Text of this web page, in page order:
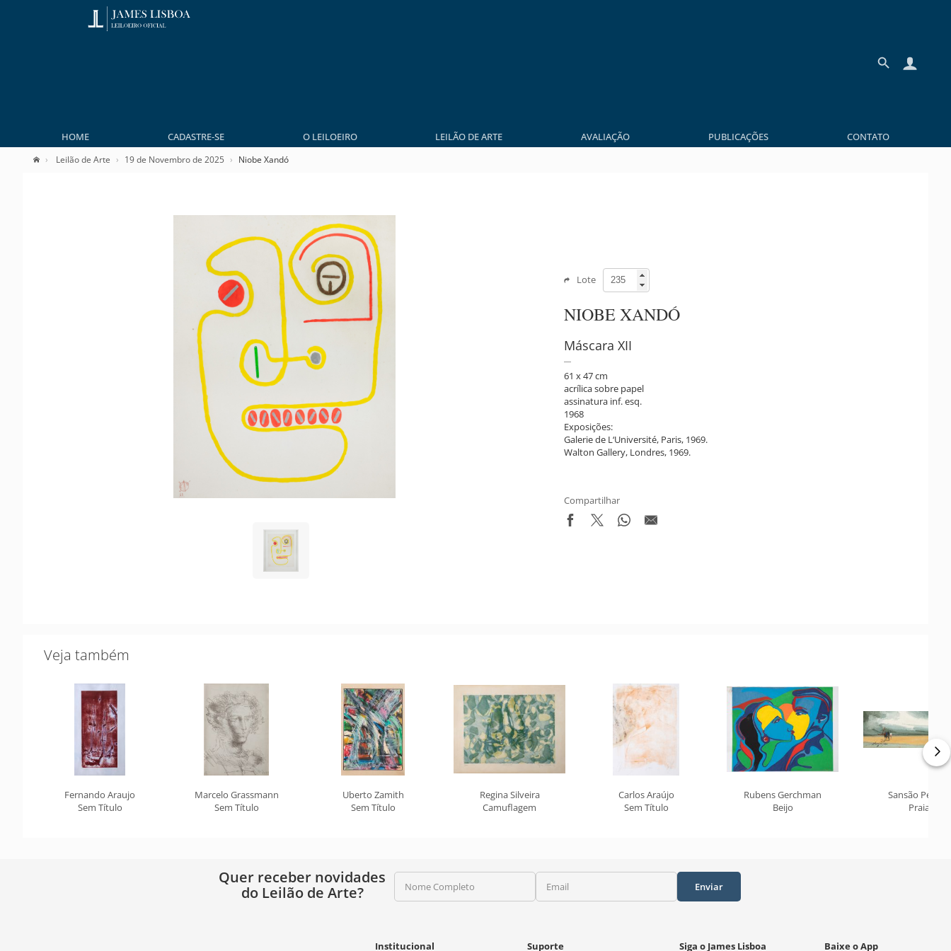
HOME CADASTRE-SE O LEILOEIRO LEILÃO DE ARTE AVALIAÇÃO PUBLICAÇÕES CONTATO
Leilão de Arte 19 de Novembro de 2025 Niobe Xandó
Lote
NIOBE XANDÓ
Máscara XII
61 x 47 cm
acrílica sobre papel
assinatura inf. esq.
1968
Exposições:
Galerie de L‘Université, Paris, 1969.
Walton Gallery, Londres, 1969.
Compartilhar
Veja também
Fernando Araujo
Sem Título
Marcelo Grassmann
Sem Título
Uberto Zamith
Sem Título
Regina Silveira
Camuflagem
Carlos Araújo
Sem Título
Rubens Gerchman
Beijo
Sansão Pereira
Praia
Quer receber novidades
do Leilão de Arte?
Nome Completo Email Enviar
Institucional Suporte Siga o James Lisboa Baixe o App